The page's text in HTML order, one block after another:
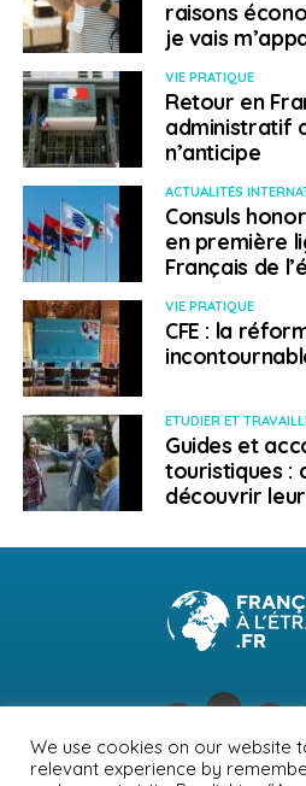
> Suivi et évaluation
Une fiche d’évaluation
des objectifs ainsi que la
intervenants est remise au
> Durée
4 jours, soit 28 heures
> Intervenants
Consultant spécialisé dans
et le management à
> Public
Primo-exportateurs,
connaissances, créateurs
En savoir plus et s’inscrire
A SUIVRE
Le Festival de la
raisons
je vais
VIE PRATIQUE
Retour en
administratif
n’anticipe
ACTUALITÉS
Consuls
en première
Français de
VIE PRATIQUE
CFE : la
ETUDIER ET
Guides et
touristiques :
découvrir
We use cookies on our website
relevant experience by